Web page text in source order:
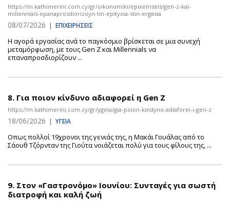
https://m.kathimerini.com.cy/gr/oikonomiki/epixeiriseis/gen-z-kai-
millennials-epanaprosdiorizoyn-tin-epityxia-stin-ergasia
08/07/2026 | ΕΠΙΧΕΙΡΗΣΕΙΣ
Η αγορά εργασίας ανά το παγκόσμιο βρίσκεται σε μια συνεχή
μεταμόρφωση, με τους Gen Z και Millennials να
επαναπροσδιορίζουν ...
8. Για ποιον κίνδυνο αδιαφορεί η Gen Z
https://m.kathimerini.com.cy/gr/ygeia/gia-poion-kindyno-adiaforei-i-gen-z
18/06/2026 | ΥΓΕΙΑ
Οπως πολλοί 19χρονοι της γενιάς της, η Μακάι Γουάλας από το
Σάουθ Τζόρνταν της Γιούτα νοιάζεται πολύ για τους φίλους της, ...
9. Στον «Γαστρονόμο» Ιουνίου: Συνταγές για σωστή
διατροφή και καλή ζωή